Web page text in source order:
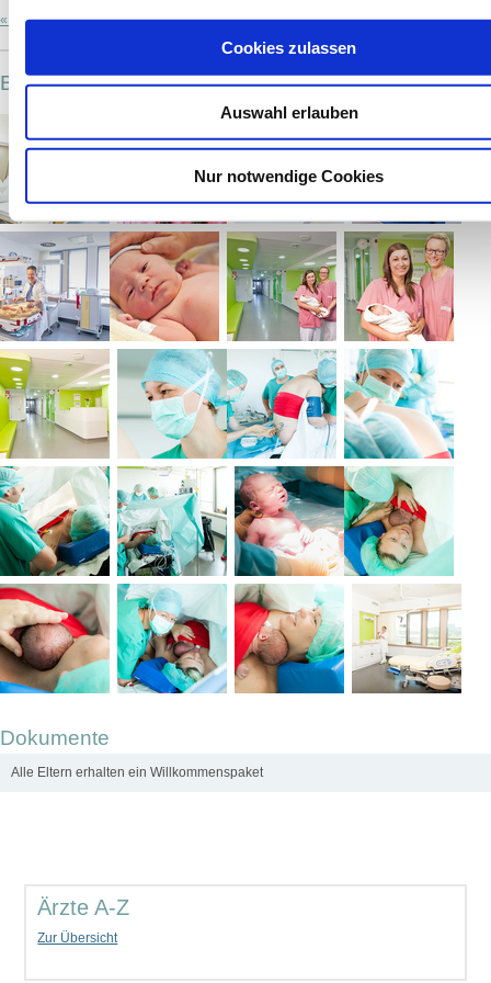
Cookies zulassen
Auswahl erlauben
Nur notwendige Cookies
« Zurück
Bildergalerie
Dokumente
Alle Eltern erhalten ein Willkommenspaket
Ärzte A-Z
Zur Übersicht